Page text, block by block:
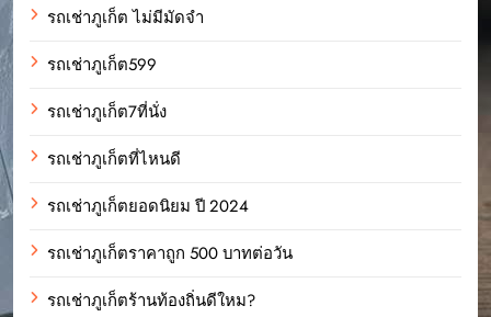
รถเช่าภูเก็ต ไม่มีมัดจำ
รถเช่าภูเก็ต599
รถเช่าภูเก็ต7ที่นั่ง
รถเช่าภูเก็ตที่ไหนดี
รถเช่าภูเก็ตยอดนิยม ปี 2024
รถเช่าภูเก็ตราคาถูก 500 บาทต่อวัน
รถเช่าภูเก็ตร้านท้องถิ่นดีใหม?